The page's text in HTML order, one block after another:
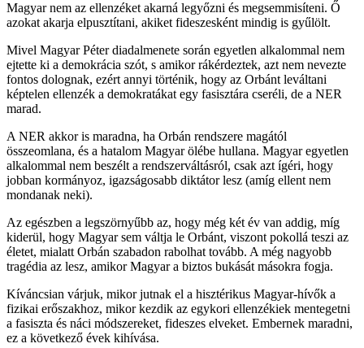
Magyar nem az ellenzéket akarná legyőzni és megsemmisíteni. Ő
azokat akarja elpusztítani, akiket fideszesként mindig is gyűlölt.
Mivel Magyar Péter diadalmenete során egyetlen alkalommal nem
ejtette ki a demokrácia szót, s amikor rákérdeztek, azt nem nevezte
fontos dolognak, ezért annyi történik, hogy az Orbánt leváltani
képtelen ellenzék a demokratákat egy fasisztára cseréli, de a NER
marad.
A NER akkor is maradna, ha Orbán rendszere magától
összeomlana, és a hatalom Magyar ölébe hullana. Magyar egyetlen
alkalommal nem beszélt a rendszerváltásról, csak azt ígéri, hogy
jobban kormányoz, igazságosabb diktátor lesz (amíg ellent nem
mondanak neki).
Az egészben a legszörnyűbb az, hogy még két év van addig, míg
kiderül, hogy Magyar sem váltja le Orbánt, viszont pokollá teszi az
életet, mialatt Orbán szabadon rabolhat tovább. A még nagyobb
tragédia az lesz, amikor Magyar a biztos bukását másokra fogja.
Kíváncsian várjuk, mikor jutnak el a hisztérikus Magyar-hívők a
fizikai erőszakhoz, mikor kezdik az egykori ellenzékiek mentegetni
a fasiszta és náci módszereket, fideszes elveket. Embernek maradni,
ez a következő évek kihívása.